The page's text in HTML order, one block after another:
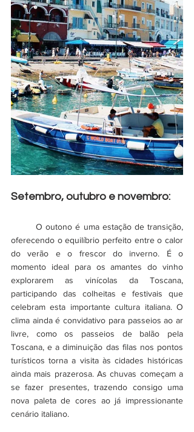
Setembro, outubro e novembro:
	O outono é uma estação de transição,
oferecendo o equilíbrio perfeito entre o calor
do verão e o frescor do inverno. É o
momento ideal para os amantes do vinho
explorarem as vinícolas da Toscana,
participando das colheitas e festivais que
celebram esta importante cultura italiana. O
clima ainda é convidativo para passeios ao ar
livre, como os passeios de balão pela
Toscana, e a diminuição das filas nos pontos
turísticos torna a visita às cidades históricas
ainda mais prazerosa. As chuvas começam a
se fazer presentes, trazendo consigo uma
nova paleta de cores ao já impressionante
cenário italiano.